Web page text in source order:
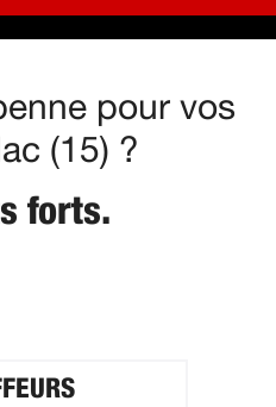
pour vos
(15) ?
forts.